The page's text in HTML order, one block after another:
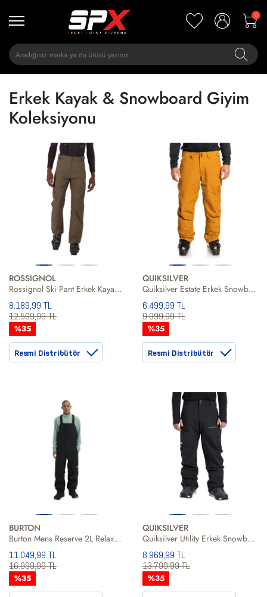
0
Erkek Kayak & Snowboard Giyim
Koleksiyonu
ROSSIGNOL
Rossignol Ski Pant Erkek Kayak Pantolonu
8.189,99 TL
12.599,99 TL
%35
Resmi Distribütör
QUIKSILVER
Quiksilver Estate Erkek Snowboard Pantolonu
6.499,99 TL
9.999,99 TL
%35
Resmi Distribütör
BURTON
Burton Mens Reserve 2L Relaxed Bib Erkek Siyah Snowboard Pantolonu
11.049,99 TL
16.999,99 TL
%35
QUIKSILVER
Quiksilver Utility Erkek Snowboard Pantolonu
8.969,99 TL
13.799,99 TL
%35